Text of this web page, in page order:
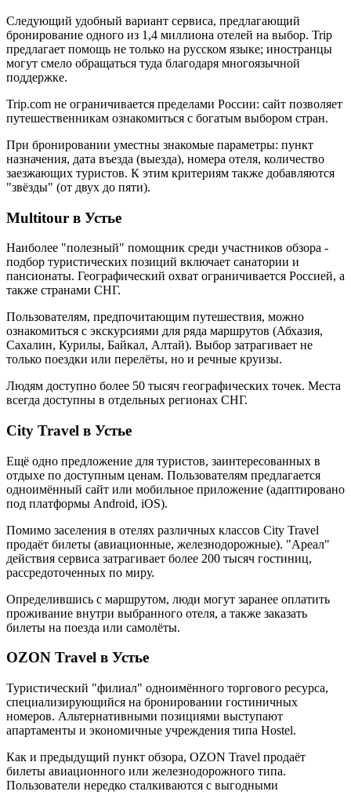
Следующий удобный вариант сервиса, предлагающий
бронирование одного из 1,4 миллиона отелей на выбор. Trip
предлагает помощь не только на русском языке; иностранцы
могут смело обращаться туда благодаря многоязычной
поддержке.
Trip.com не ограничивается пределами России: сайт позволяет
путешественникам ознакомиться с богатым выбором стран.
При бронировании уместны знакомые параметры: пункт
назначения, дата въезда (выезда), номера отеля, количество
заезжающих туристов. К этим критериям также добавляются
"звёзды" (от двух до пяти).
Multitour в Устье
Наиболее "полезный" помощник среди участников обзора -
подбор туристических позиций включает санатории и
пансионаты. Географический охват ограничивается Россией, а
также странами СНГ.
Пользователям, предпочитающим путешествия, можно
ознакомиться с экскурсиями для ряда маршрутов (Абхазия,
Сахалин, Курилы, Байкал, Алтай). Выбор затрагивает не
только поездки или перелёты, но и речные круизы.
Людям доступно более 50 тысяч географических точек. Места
всегда доступны в отдельных регионах СНГ.
City Travel в Устье
Ещё одно предложение для туристов, заинтересованных в
отдыхе по доступным ценам. Пользователям предлагается
одноимённый сайт или мобильное приложение (адаптировано
под платформы Android, iOS).
Помимо заселения в отелях различных классов City Travel
продаёт билеты (авиационные, железнодорожные). "Ареал"
действия сервиса затрагивает более 200 тысяч гостиниц,
рассредоточенных по миру.
Определившись с маршрутом, люди могут заранее оплатить
проживание внутри выбранного отеля, а также заказать
билеты на поезда или самолёты.
OZON Travel в Устье
Туристический "филиал" одноимённого торгового ресурса,
специализирующийся на бронировании гостиничных
номеров. Альтернативными позициями выступают
апартаменты и экономичные учреждения типа Hostel.
Как и предыдущий пункт обзора, OZON Travel продаёт
билеты авиационного или железнодорожного типа.
Пользователи нередко сталкиваются с выгодными